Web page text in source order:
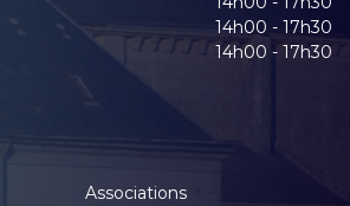
14h00 - 17h30
14h00 - 17h30
Associations